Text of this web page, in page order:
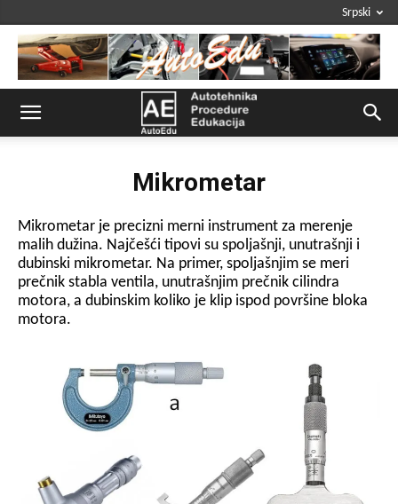
Srpski
Mikrometar
Mikrometar je precizni merni instrument za merenje
malih dužina. Najčešći tipovi su spoljašnji, unutrašnji i
dubinski mikrometar. Na primer, spoljašnjim se meri
prečnik stabla ventila, unutrašnjim prečnik cilindra
motora, a dubinskim koliko je klip ispod površine bloka
motora.